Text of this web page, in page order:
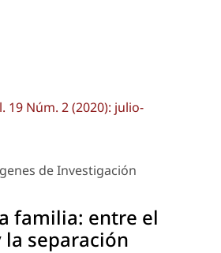
19 Núm. 2 (2020): julio-
de Investigación
familia: entre el
separación